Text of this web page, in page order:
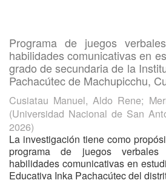
Programa de juegos
habilidades comunicativas en
grado de secundaria de la
Pachacútec de Machupicchu,
Cusiatau Manuel, Aldo Rene;
(Universidad Nacional de San
2026)
La investigación tiene como
programa de juegos
habilidades comunicativas en
Educativa Inka Pachacútec del